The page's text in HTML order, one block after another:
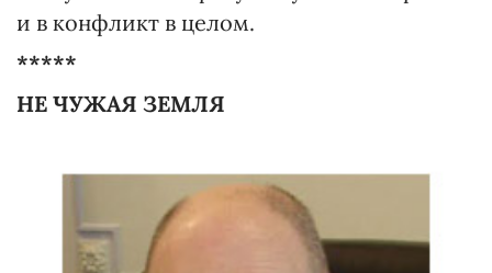
и в конфликт в целом.
*****
НЕ ЧУЖАЯ ЗЕМЛЯ